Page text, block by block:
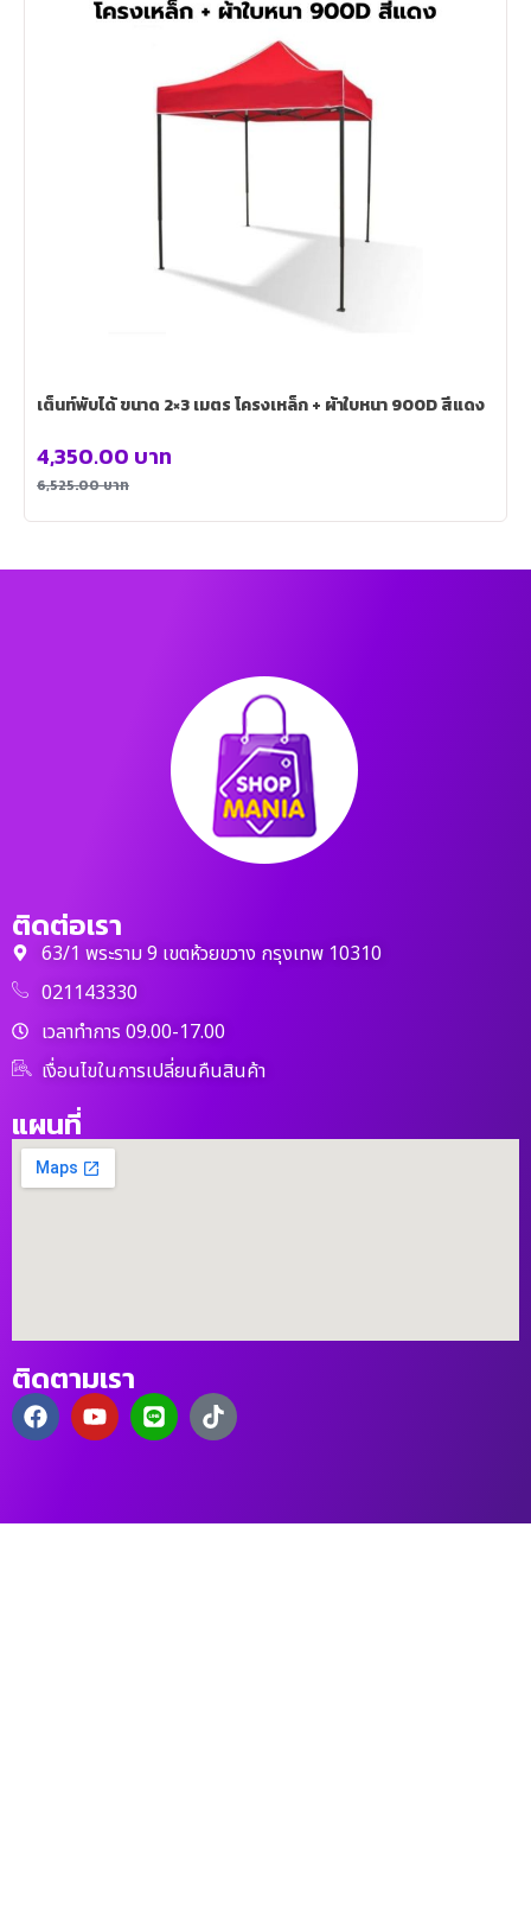
เต็นท์พับได้ ขนาด 2×3 เมตร โครงเหล็ก + ผ้าใบหนา 900D สีแดง
6,525.00บาท
4,350.00 บาท
ติดต่อเรา
63/1 พระราม 9 เขตห้วยขวาง กรุงเทพ 10310
021143330
เวลาทำการ 09.00-17.00
เงื่อนไขในการเปลี่ยนคืนสินค้า
แผนที่
ติดตามเรา